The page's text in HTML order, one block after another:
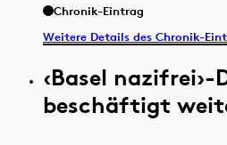
Chronik-Eintrag
Weitere Details des Chronik-
‹Basel nazifrei›-
beschäftigt